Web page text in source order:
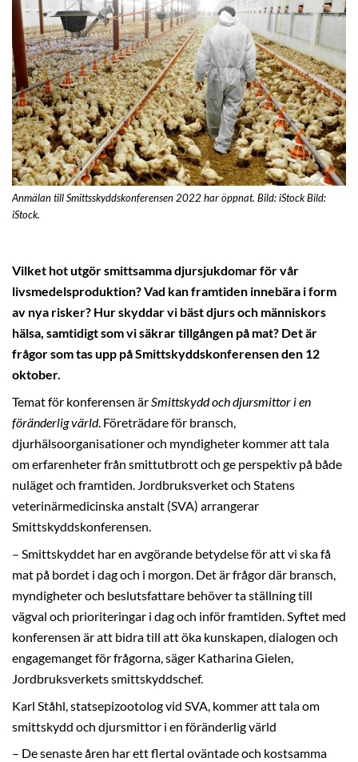
Anmälan till Smittsskyddskonferensen 2022 har öppnat. Bild: iStock Bild:
iStock.
Vilket hot utgör smittsamma djursjukdomar för vår
livsmedelsproduktion? Vad kan framtiden innebära i form
av nya risker? Hur skyddar vi bäst djurs och människors
hälsa, samtidigt som vi säkrar tillgången på mat? Det är
frågor som tas upp på Smittskyddskonferensen den 12
oktober.
Temat för konferensen ärSmittskydd och djursmittor i en
föränderlig värld. Företrädare för bransch,
djurhälsoorganisationer och myndigheter kommer att tala
om erfarenheter från smittutbrott och ge perspektiv på både
nuläget och framtiden. Jordbruksverket och Statens
veterinärmedicinska anstalt (SVA) arrangerar
Smittskyddskonferensen.
– Smittskyddet har en avgörande betydelse för att vi ska få
mat på bordet i dag och i morgon. Det är frågor där bransch,
myndigheter och beslutsfattare behöver ta ställning till
vägval och prioriteringar i dag och inför framtiden. Syftet med
konferensen är att bidra till att öka kunskapen, dialogen och
engagemanget för frågorna, säger Katharina Gielen,
Jordbruksverkets smittskyddschef.
Karl Ståhl, statsepizootolog vid SVA, kommer att tala om
smittskydd och djursmittor i en föränderlig värld
– De senaste åren har ett flertal oväntade och kostsamma